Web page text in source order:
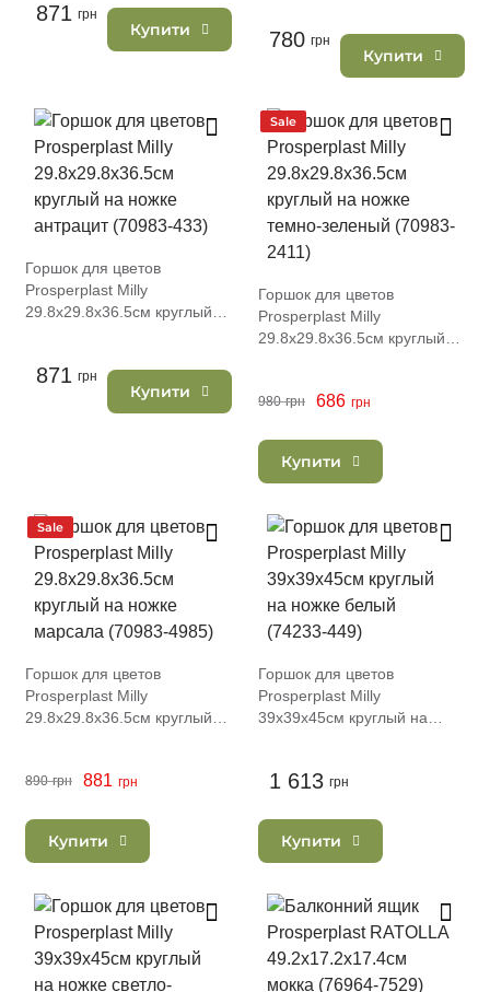
871 грн
Купити 780 грн
Купити
Горшок для цветов
Prosperplast Milly
29.8х29.8х36.5см круглый
871 грн
Купити
Sale
Горшок для цветов
Prosperplast Milly
29.8х29.8х36.5см круглый
980 грн 686 грн
Купити
Sale
Горшок для цветов
Prosperplast Milly
29.8х29.8х36.5см круглый
890 грн 881 грн
Купити
Горшок для цветов
Prosperplast Milly
39х39х45см круглый на
1 613 грн
Купити